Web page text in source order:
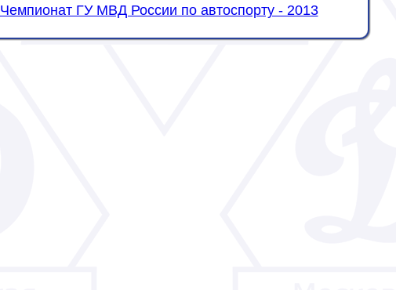
Чемпионат ГУ МВД России по автоспорту - 2013